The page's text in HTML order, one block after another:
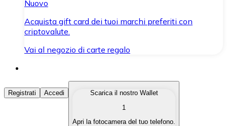
Nuovo
Acquista gift card dei tuoi marchi preferiti con
criptovalute.
Vai al negozio di carte regalo
Acquista Criptovalute
Acquista le criptovalute che ti interessano in modo
Registrati Accedi
Scarica il nostro Wallet
1
Apri la fotocamera del tuo telefono.